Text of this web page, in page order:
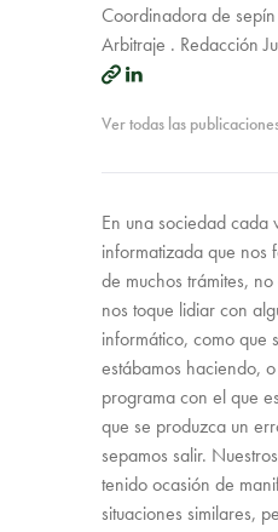
Coordinadora de
Arbitraje . Redacción
Ver todas las
En una sociedad cada
informatizada que nos
de muchos trámites,
nos toque lidiar con
informático, como que
estábamos haciendo,
programa con el que
que se produzca un
sepamos salir.
tenido ocasión de
situaciones similares,